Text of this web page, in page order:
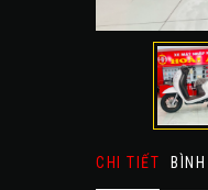
CHI TIẾT